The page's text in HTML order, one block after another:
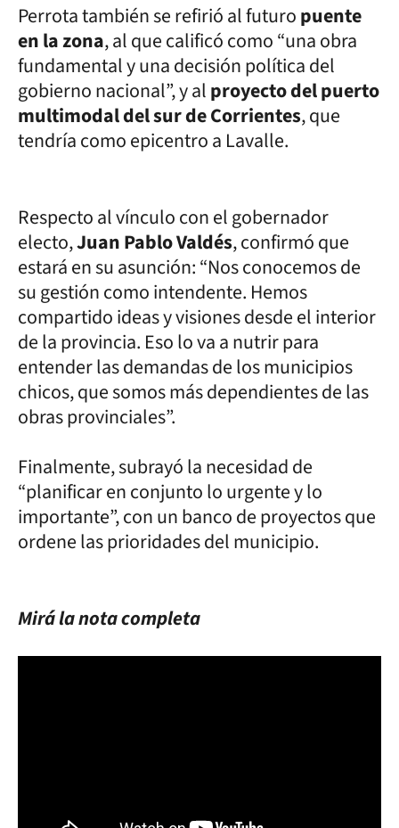
Perrota también se refirió al futuropuente
en la zona, al que calificó como “una obra
fundamental y una decisión política del
gobierno nacional”, y alproyecto del puerto
multimodal del sur de Corrientes, que
tendría como epicentro a Lavalle.
Respecto al vínculo con el gobernador
electo,Juan Pablo Valdés, confirmó que
estará en su asunción: “Nos conocemos de
su gestión como intendente. Hemos
compartido ideas y visiones desde el interior
de la provincia. Eso lo va a nutrir para
entender las demandas de los municipios
chicos, que somos más dependientes de las
obras provinciales”.
Finalmente, subrayó la necesidad de
“planificar en conjunto lo urgente y lo
importante”, con un banco de proyectos que
ordene las prioridades del municipio.
Mirá la nota completa